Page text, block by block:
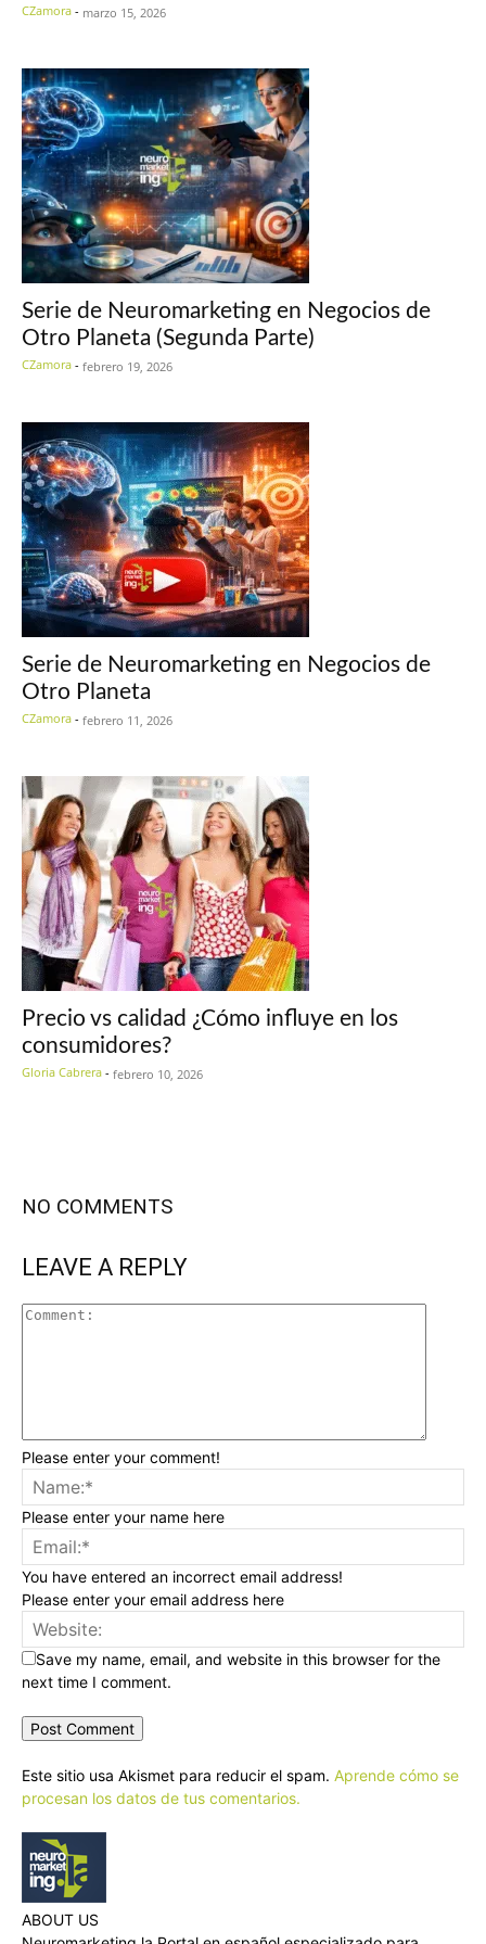
CZamora - marzo 15, 2026
Serie de Neuromarketing en Negocios de
Otro Planeta (Segunda Parte)
CZamora - febrero 19, 2026
Serie de Neuromarketing en Negocios de
Otro Planeta
CZamora - febrero 11, 2026
Precio vs calidad ¿Cómo influye en los
consumidores?
Gloria Cabrera - febrero 10, 2026
NO COMMENTS
LEAVE A REPLY
Please enter your comment!
Please enter your name here
You have entered an incorrect email address!
Please enter your email address here
Save my name, email, and website in this browser for the
next time I comment.
Este sitio usa Akismet para reducir el spam. Aprende cómo se
procesan los datos de tus comentarios.
ABOUT US